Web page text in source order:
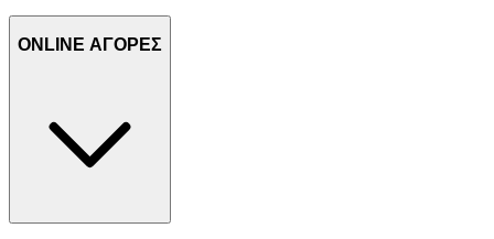
ONLINE ΑΓΟΡΕΣ